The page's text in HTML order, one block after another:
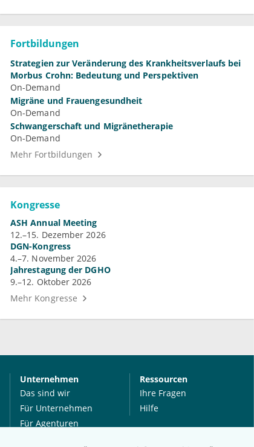
Fortbildungen
Strategien zur Veränderung des Krankheitsverlaufs bei
Morbus Crohn: Bedeutung und Perspektiven
On-Demand
Migräne und Frauengesundheit
On-Demand
Schwangerschaft und Migränetherapie
On-Demand
Mehr Fortbildungen
Kongresse
ASH Annual Meeting
12.–15. Dezember 2026
DGN-Kongress
4.–7. November 2026
Jahrestagung der DGHO
9.–12. Oktober 2026
Mehr Kongresse
Unternehmen
Das sind wir
Für Unternehmen
Für Agenturen
Ressourcen
Ihre Fragen
Hilfe